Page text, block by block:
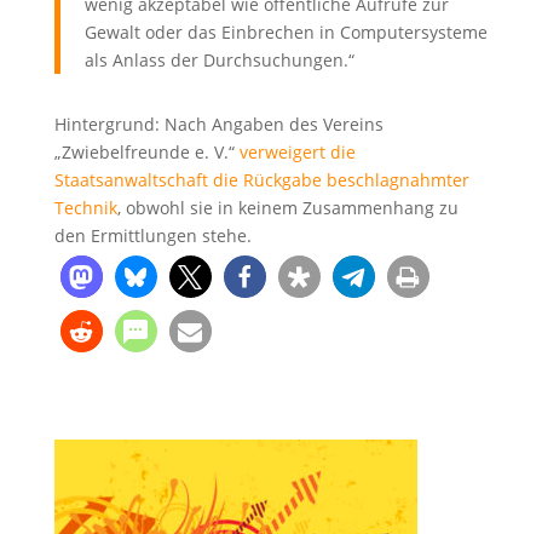
Gewalt oder das Einbrechen in Computersysteme
als Anlass der Durchsuchungen.“
Hintergrund: Nach Angaben des Vereins
„Zwiebelfreunde e. V.“ verweigert die
Staatsanwaltschaft die Rückgabe beschlagnahmter
Technik, obwohl sie in keinem Zusammenhang zu
den Ermittlungen stehe.